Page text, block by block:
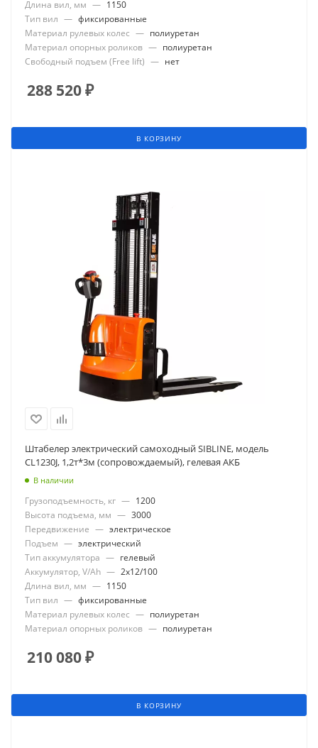
Длина вил, мм — 1150
Тип вил — фиксированные
Материал рулевых колес — полиуретан
Материал опорных роликов — полиуретан
Свободный подъем (Free lift) — нет
288 520₽
В КОРЗИНУ
Штабелер электрический самоходный SIBLINE, модель
CL1230J, 1,2т*3м (сопровождаемый), гелевая АКБ
В наличии
Грузоподъемность, кг — 1200
Высота подъема, мм — 3000
Передвижение — электрическое
Подъем — электрический
Тип аккумулятора — гелевый
Аккумулятор, V/Ah — 2x12/100
Длина вил, мм — 1150
Тип вил — фиксированные
Материал рулевых колес — полиуретан
Материал опорных роликов — полиуретан
210 080₽
В КОРЗИНУ